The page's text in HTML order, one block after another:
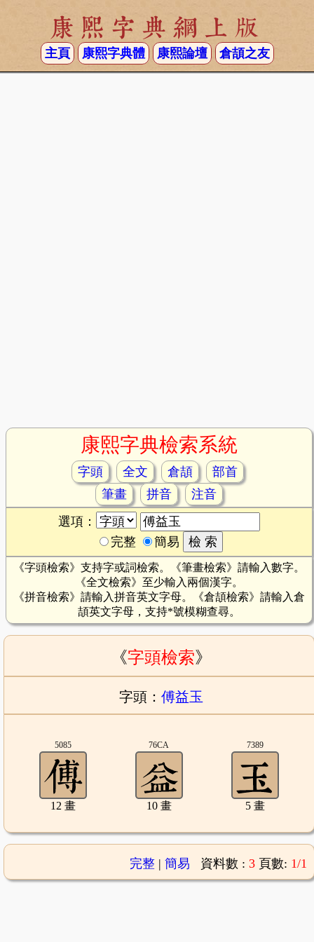
康熙字典網上版
主頁 康熙字典體 康熙論壇 倉頡之友
康熙字典檢索系統
字頭 全文 倉頡
部首
筆畫
拼音
注音
選項：
完整
簡易
《字頭檢索》支持字或詞檢索。《筆畫檢索》請輸入數字。
《全文檢索》至少輸入兩個漢字。
《拼音檢索》請輸入拼音英文字母。《倉頡檢索》請輸入倉
頡英文字母，支持*號模糊查尋。
《字頭檢索》
字頭： 傅益玉
5085
12 畫
76CA
10 畫
7389
5 畫
完整| 簡易 資料數 : 3 頁數: 1/1